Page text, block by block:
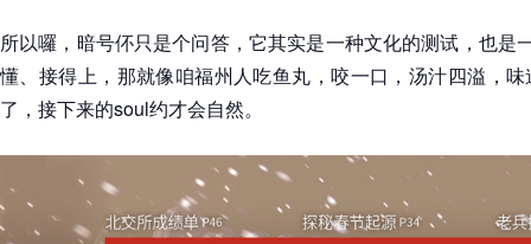
所以囉，暗号伓只是个问答，它其实是一种文化的测试，也是
懂、接得上，那就像咱福州人吃鱼丸，咬一口，汤汁四溢，
了，接下来的soul约才会自然。